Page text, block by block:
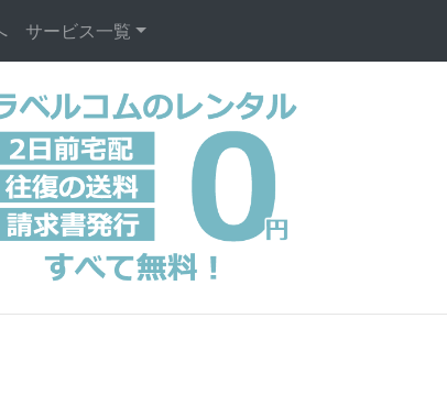
サービス一覧